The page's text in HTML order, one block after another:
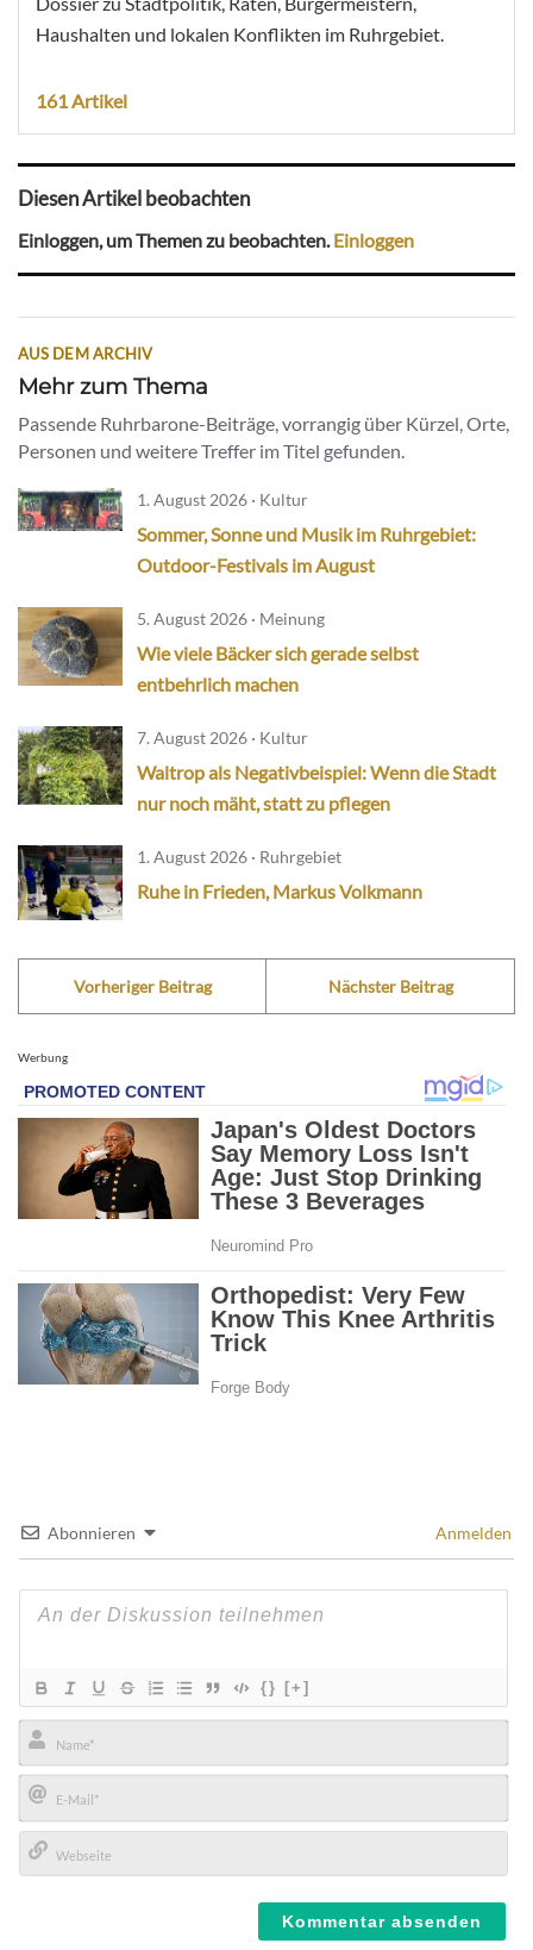
Haushalten und lokalen Konflikten im Ruhrgebiet.
161 Artikel
Diesen Artikel beobachten
Einloggen, um Themen zu beobachten.Einloggen
AUS DEM ARCHIV
Mehr zum Thema
Passende Ruhrbarone-Beiträge, vorrangig über Kürzel, Orte,
Personen und weitere Treffer im Titel gefunden.
1. August 2026 · Kultur
Sommer, Sonne und Musik im Ruhrgebiet:
Outdoor-Festivals im August
5. August 2026 · Meinung
Wie viele Bäcker sich gerade selbst
entbehrlich machen
7. August 2026 · Kultur
Waltrop als Negativbeispiel: Wenn die Stadt
nur noch mäht, statt zu pflegen
1. August 2026 · Ruhrgebiet
Ruhe in Frieden, Markus Volkmann
Vorheriger Beitrag Nächster Beitrag
Werbung
Abonnieren Anmelden
{} [+]
Name*
E-
Mail*